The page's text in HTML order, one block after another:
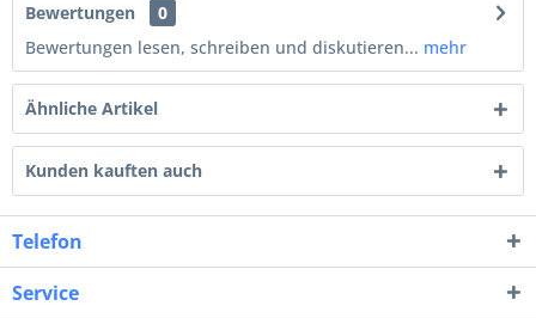
Bewertungen
0
Bewertungen lesen, schreiben und diskutieren... mehr
Ähnliche Artikel
Kunden kauften auch
Telefon
Service